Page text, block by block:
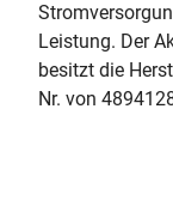
Leistung. Der
besitzt die
Nr. von